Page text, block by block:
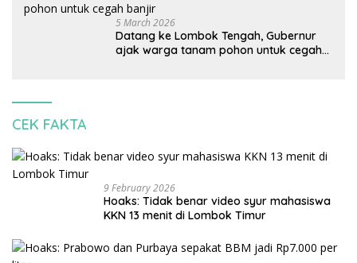
5 March 2026
Datang ke Lombok Tengah, Gubernur
ajak warga tanam pohon untuk cegah
CEK FAKTA
9 February 2026
Hoaks: Tidak benar video syur mahasiswa
KKN 13 menit di Lombok Timur